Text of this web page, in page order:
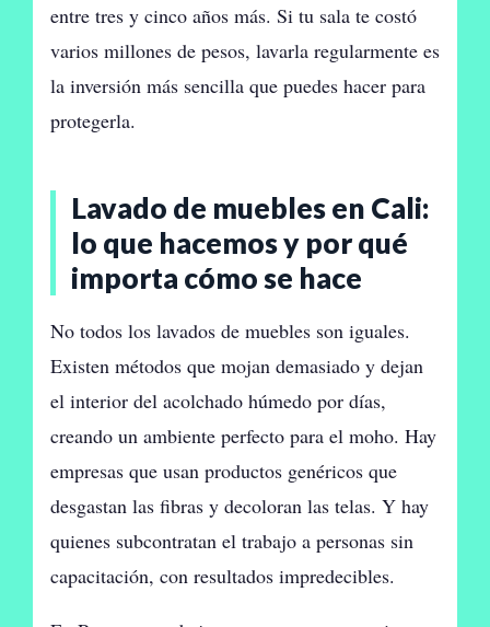
entre tres y cinco años más. Si tu sala te costó
varios millones de pesos, lavarla regularmente es
la inversión más sencilla que puedes hacer para
protegerla.
Lavado de muebles en Cali:
lo que hacemos y por qué
importa cómo se hace
No todos los lavados de muebles son iguales.
Existen métodos que mojan demasiado y dejan
el interior del acolchado húmedo por días,
creando un ambiente perfecto para el moho. Hay
empresas que usan productos genéricos que
desgastan las fibras y decoloran las telas. Y hay
quienes subcontratan el trabajo a personas sin
capacitación, con resultados impredecibles.